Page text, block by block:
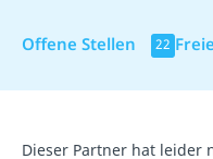
Offene Stellen 22
Dieser Partner hat leider